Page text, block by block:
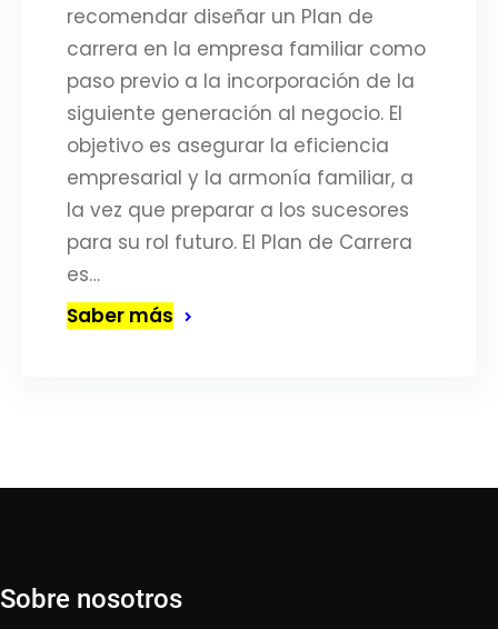
recomendar diseñar un Plan de
carrera en la empresa familiar como
paso previo a la incorporación de la
siguiente generación al negocio. El
objetivo es asegurar la eficiencia
empresarial y la armonía familiar, a
la vez que preparar a los sucesores
para su rol futuro. El Plan de Carrera
es…
Saber más
Sobre nosotros